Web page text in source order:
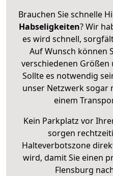
Brauchen Sie schnelle
Habseligkeiten? Wir
es wird schnell,
Auf Wunsch können
verschiedenen
Sollte es notwendig
unser Netzwerk
einem
Kein Parkplatz vor
sorgen
Halteverbotszone
wird, damit Sie einen
Flensburg